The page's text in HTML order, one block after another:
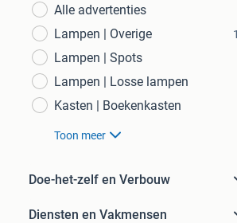
Alle advertenties
Lampen | Overige
Lampen | Spots
Lampen | Losse lampen
Kasten | Boekenkasten
Toon meer
Doe-het-zelf en Verbouw
Diensten en Vakmensen